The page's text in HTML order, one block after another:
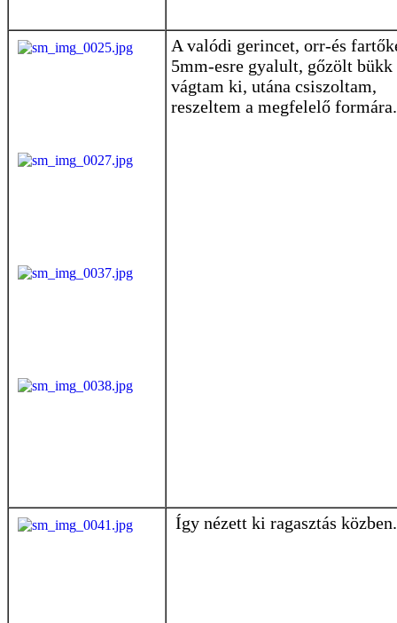
A valódi gerincet, orr-és
5mm-esre gyalult, gőzölt
vágtam ki, utána csiszoltam,
reszeltem a megfelelő
Így nézett ki ragasztás közben.